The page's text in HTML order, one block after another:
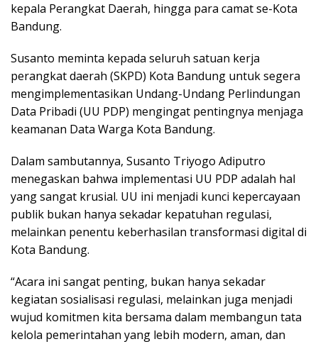
kepala Perangkat Daerah, hingga para camat se-Kota
Bandung.
Susanto meminta kepada seluruh satuan kerja
perangkat daerah (SKPD) Kota Bandung untuk segera
mengimplementasikan Undang-Undang Perlindungan
Data Pribadi (UU PDP) mengingat pentingnya menjaga
keamanan Data Warga Kota Bandung.
Dalam sambutannya, Susanto Triyogo Adiputro
menegaskan bahwa implementasi UU PDP adalah hal
yang sangat krusial. UU ini menjadi kunci kepercayaan
publik bukan hanya sekadar kepatuhan regulasi,
melainkan penentu keberhasilan transformasi digital di
Kota Bandung.
“Acara ini sangat penting, bukan hanya sekadar
kegiatan sosialisasi regulasi, melainkan juga menjadi
wujud komitmen kita bersama dalam membangun tata
kelola pemerintahan yang lebih modern, aman, dan